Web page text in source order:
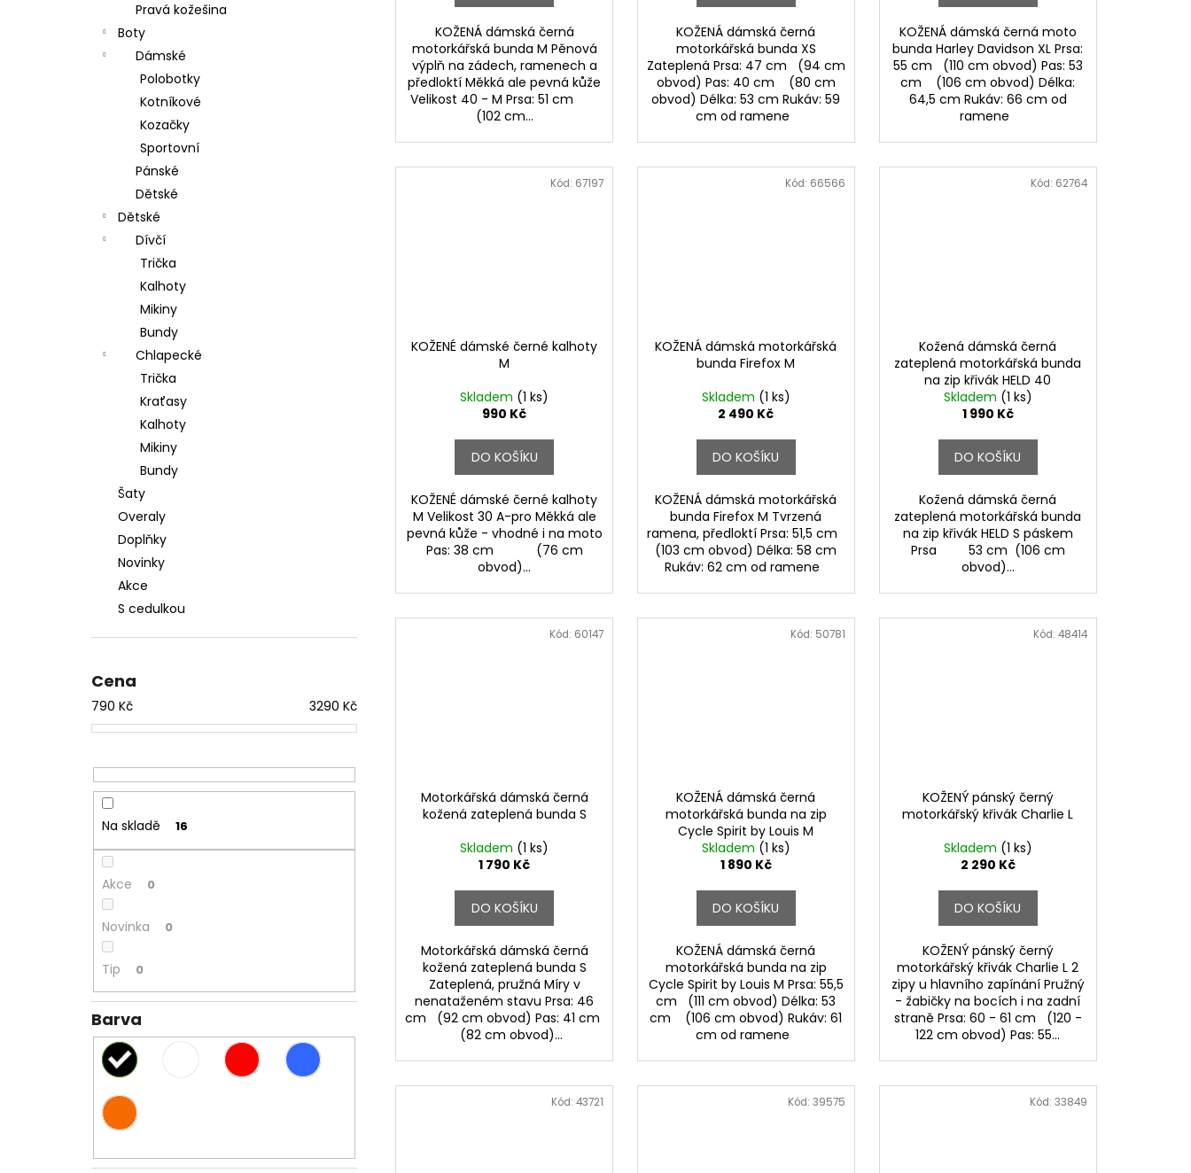
Pravá kožešina
Boty
Dámské
Polobotky
Kotníkové
Kozačky
Sportovní
Pánské
Dětské
Dětské
Dívčí
Trička
Kalhoty
Mikiny
Bundy
Chlapecké
Trička
Kraťasy
Kalhoty
Mikiny
Bundy
Šaty
Overaly
Doplňky
Novinky
Akce
S cedulkou
Cena
790 Kč 3290 Kč
Na skladě 16
Akce 0
Novinka 0
Tip 0
Barva
KOŽENÁ dámská černá
motorkářská bunda M Pěnová
výplň na zádech, ramenech a
předloktí Měkká ale pevná kůže
Velikost 40 - M Prsa: 51 cm
(102 cm...
KOŽENÁ dámská černá
motorkářská bunda XS
Zateplená Prsa: 47 cm (94 cm
obvod) Pas: 40 cm (80 cm
obvod) Délka: 53 cm Rukáv: 59
cm od ramene
KOŽENÁ dámská černá moto
bunda Harley Davidson XL Prsa:
55 cm (110 cm obvod) Pas: 53
cm (106 cm obvod) Délka:
64,5 cm Rukáv: 66 cm od
ramene
KOŽENÉ dámské černé kalhoty
M
Skladem (1 ks)
990 Kč
DO KOŠÍKU
KOŽENÉ dámské černé kalhoty
M Velikost 30 A-pro Měkká ale
pevná kůže - vhodné i na moto
Pas: 38 cm (76 cm
obvod)...
Kód: 67197
KOŽENÁ dámská motorkářská
bunda Firefox M
Skladem (1 ks)
2 490 Kč
DO KOŠÍKU
KOŽENÁ dámská motorkářská
bunda Firefox M Tvrzená
ramena, předloktí Prsa: 51,5 cm
(103 cm obvod) Délka: 58 cm
Rukáv: 62 cm od ramene
Kód: 66566
Kožená dámská černá
zateplená motorkářská bunda
na zip křivák HELD 40
Skladem (1 ks)
1 990 Kč
DO KOŠÍKU
Kožená dámská černá
zateplená motorkářská bunda
na zip křivák HELD S páskem
Prsa 53 cm (106 cm
obvod)...
Kód: 62764
Motorkářská dámská černá
kožená zateplená bunda S
Skladem (1 ks)
1 790 Kč
DO KOŠÍKU
Motorkářská dámská černá
kožená zateplená bunda S
Zateplená, pružná Míry v
nenataženém stavu Prsa: 46
cm (92 cm obvod) Pas: 41 cm
(82 cm obvod)...
Kód: 60147
KOŽENÁ dámská černá
motorkářská bunda na zip
Cycle Spirit by Louis M
Skladem (1 ks)
1 890 Kč
DO KOŠÍKU
KOŽENÁ dámská černá
motorkářská bunda na zip
Cycle Spirit by Louis M Prsa: 55,5
cm (111 cm obvod) Délka: 53
cm (106 cm obvod) Rukáv: 61
cm od ramene
Kód: 50781
KOŽENÝ pánský černý
motorkářský křivák Charlie L
Skladem (1 ks)
2 290 Kč
DO KOŠÍKU
KOŽENÝ pánský černý
motorkářský křivák Charlie L 2
zipy u hlavního zapínání Pružný
- žabičky na bocích i na zadní
straně Prsa: 60 - 61 cm (120 -
122 cm obvod) Pas: 55...
Kód: 48414
Kód:43721 Kód: 39575 Kód: 33849